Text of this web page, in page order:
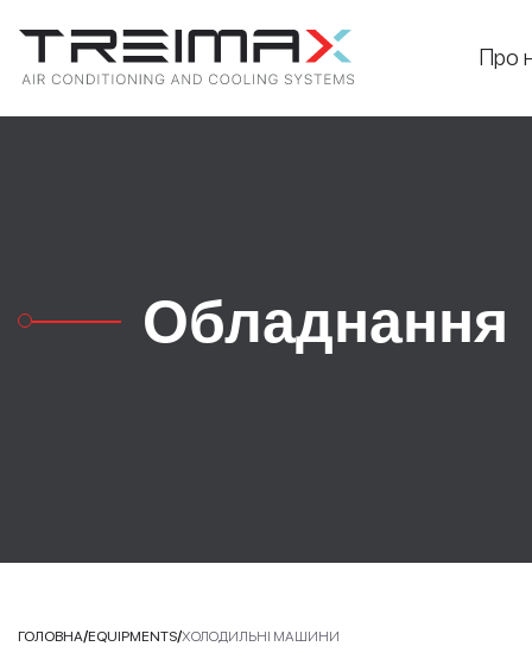
Про
Обладнання
ГОЛОВНА/EQUIPMENTS/ХОЛОДИЛЬНІ МАШИНИ